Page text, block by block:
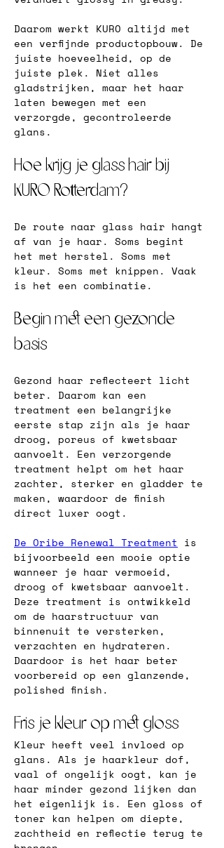
Daarom werkt KURO altijd met
een verfijnde productopbouw. De
juiste hoeveelheid, op de
juiste plek. Niet alles
gladstrijken, maar het haar
laten bewegen met een
verzorgde, gecontroleerde
glans.
Hoe krijg je glass hair bij
KURO Rotterdam?
De route naar glass hair hangt
af van je haar. Soms begint
het met herstel. Soms met
kleur. Soms met knippen. Vaak
is het een combinatie.
Begin met een gezonde
basis
Gezond haar reflecteert licht
beter. Daarom kan een
treatment een belangrijke
eerste stap zijn als je haar
droog, poreus of kwetsbaar
aanvoelt. Een verzorgende
treatment helpt om het haar
zachter, sterker en gladder te
maken, waardoor de finish
direct luxer oogt.
De Oribe Renewal Treatment is
bijvoorbeeld een mooie optie
wanneer je haar vermoeid,
droog of kwetsbaar aanvoelt.
Deze treatment is ontwikkeld
om de haarstructuur van
binnenuit te versterken,
verzachten en hydrateren.
Daardoor is het haar beter
voorbereid op een glanzende,
polished finish.
Fris je kleur op met gloss
Kleur heeft veel invloed op
glans. Als je haarkleur dof,
vaal of ongelijk oogt, kan je
haar minder gezond lijken dan
het eigenlijk is. Een gloss of
toner kan helpen om diepte,
zachtheid en reflectie terug te